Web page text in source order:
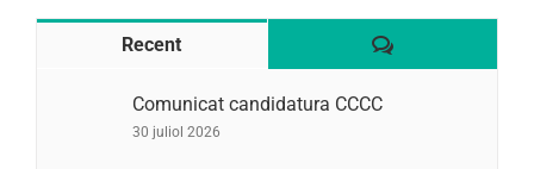
Recent Comentaris
Comunicat candidatura CCCC
30 juliol 2026